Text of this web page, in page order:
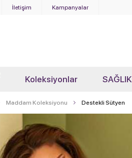
İletişim Kampanyalar
Koleksiyonlar SAĞLIK
Maddam Koleksiyonu Destekli Sütyen